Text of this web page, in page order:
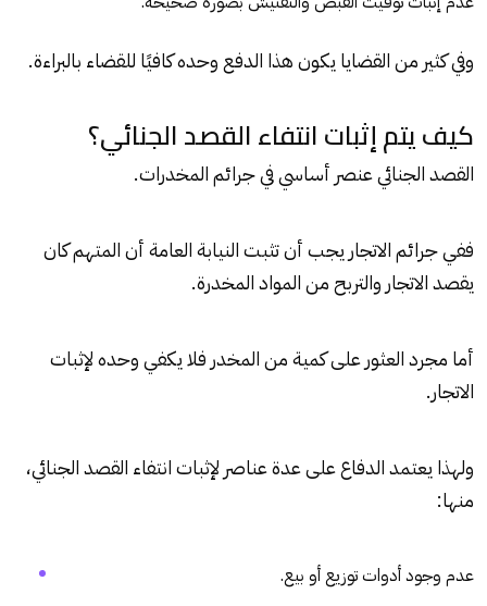
وفي كثير من القضايا يكون هذا الدفع وحده كافيًا للقضاء بالبراءة.
كيف يتم إثبات انتفاء القصد الجنائي؟
القصد الجنائي عنصر أساسي في جرائم المخدرات.
ففي جرائم الاتجار يجب أن تثبت النيابة العامة أن المتهم كان
يقصد الاتجار والتربح من المواد المخدرة.
أما مجرد العثور على كمية من المخدر فلا يكفي وحده لإثبات
الاتجار.
ولهذا يعتمد الدفاع على عدة عناصر لإثبات انتفاء القصد الجنائي،
منها:
عدم وجود أدوات توزيع أو بيع.